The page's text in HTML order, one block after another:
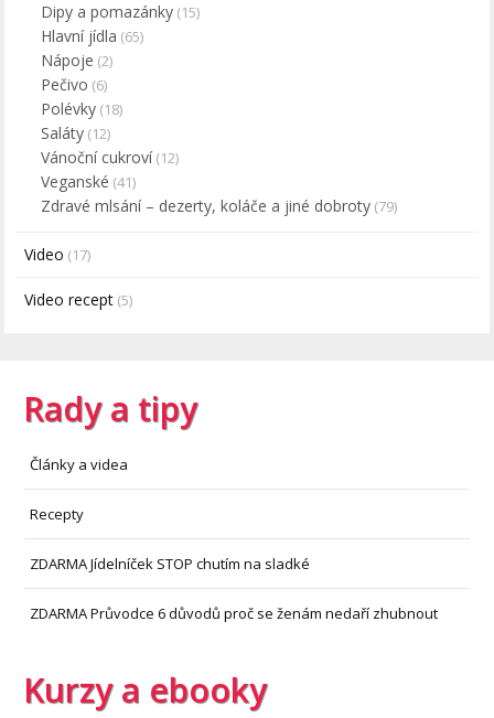
Dipy a pomazánky (15)
Hlavní jídla (65)
Nápoje (2)
Pečivo (6)
Polévky (18)
Saláty (12)
Vánoční cukroví(12)
Veganské (41)
Zdravé mlsání – dezerty, koláče a jiné dobroty (79)
Video (17)
Video recept (5)
Rady a tipy
Články a videa
Recepty
ZDARMA Jídelníček STOP chutím na sladké
ZDARMA Průvodce 6 důvodů proč se ženám nedaří zhubnout
Kurzy a ebooky